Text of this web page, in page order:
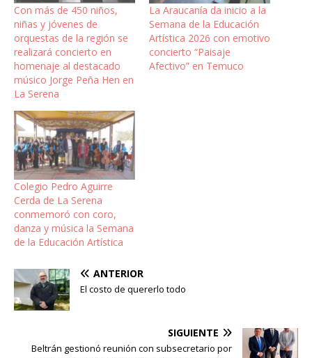
Con más de 450 niños,
niñas y jóvenes de
orquestas de la región se
realizará concierto en
homenaje al destacado
músico Jorge Peña Hen en
La Serena
La Araucanía da inicio a la
Semana de la Educación
Artística 2026 con emotivo
concierto “Paisaje
Afectivo” en Temuco
Colegio Pedro Aguirre
Cerda de La Serena
conmemoró con coro,
danza y música la Semana
de la Educación Artística
ANTERIOR
El costo de quererlo todo
SIGUIENTE
Beltrán gestionó reunión con subsecretario por